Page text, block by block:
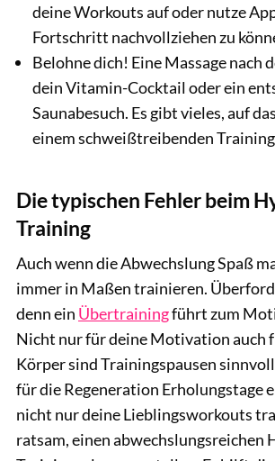
deine Workouts auf oder nutze
Fortschritt nachvollziehen zu
Belohne dich! Eine Massage nach
dein Vitamin-Cocktail oder ein
Saunabesuch. Es gibt vieles, auf
einem schweißtreibenden
Die typischen Fehler beim
Training
Auch wenn die Abwechslung Spaß
immer in Maßen trainieren.
denn ein Übertrainingführt zum
Nicht nur für deine Motivation auch
Körper sind Trainingspausen
für die Regeneration Erholungstage
nicht nur deine Lieblingsworkouts
ratsam, einen abwechslungsreichen